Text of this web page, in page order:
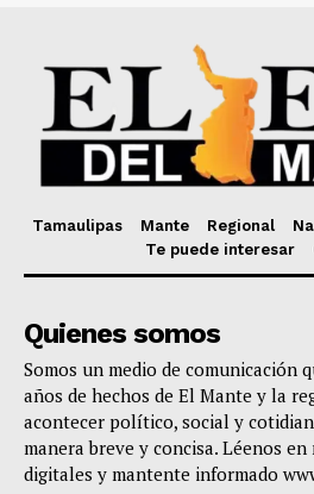
Tamaulipas Mante Regional
Te puede interesar
Quienes somos
Somos un medio de comunicación
años de hechos de El Mante y la
acontecer político, social y
manera breve y concisa. Léenos
digitales y mantente informado